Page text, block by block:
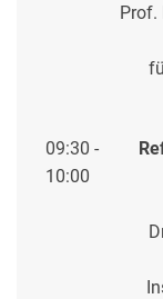
Prof.
09:30 -
10:00